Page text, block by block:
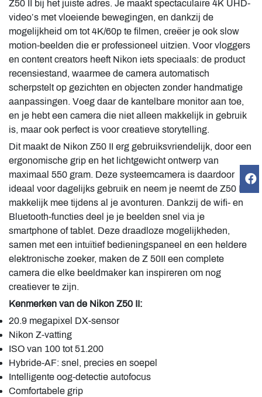
Z50 II bij het juiste adres. Je maakt spectaculaire 4K UHD-
video’s met vloeiende bewegingen, en dankzij de
mogelijkheid om tot 4K/60p te filmen, creëer je ook slow
motion-beelden die er professioneel uitzien. Voor vloggers
en content creators heeft Nikon iets speciaals: de product
recensiestand, waarmee de camera automatisch
scherpstelt op gezichten en objecten zonder handmatige
aanpassingen. Voeg daar de kantelbare monitor aan toe,
en je hebt een camera die niet alleen makkelijk in gebruik
is, maar ook perfect is voor creatieve storytelling.
Dit maakt de Nikon Z50 II erg gebruiksvriendelijk, door een
ergonomische grip en het lichtgewicht ontwerp van
maximaal 550 gram. Deze systeemcamera is daardoor
ideaal voor dagelijks gebruik en neem je neemt de Z50 II
makkelijk mee tijdens al je avonturen. Dankzij de wifi- en
Bluetooth-functies deel je je beelden snel via je
smartphone of tablet. Deze draadloze mogelijkheden,
samen met een intuïtief bedieningspaneel en een heldere
elektronische zoeker, maken de Z 50II een complete
camera die elke beeldmaker kan inspireren om nog
creatiever te zijn.
Kenmerken van de Nikon Z50 II:
20.9 megapixel DX-sensor
Nikon Z-vatting
ISO van 100 tot 51.200
Hybride-AF: snel, precies en soepel
Intelligente oog-detectie autofocus
Comfortabele grip